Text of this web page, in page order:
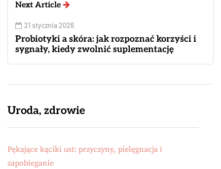
Next Article
21 stycznia 2026
Probiotyki a skóra: jak rozpoznać korzyści i
sygnały, kiedy zwolnić suplementację
Uroda, zdrowie
Pękające kąciki ust: przyczyny, pielęgnacja i
zapobieganie